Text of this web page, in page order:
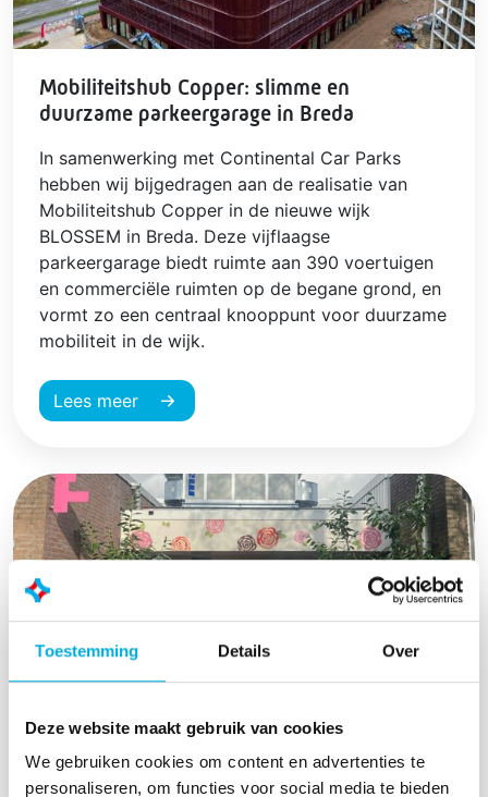
Toestemming Details Over
Deze website maakt gebruik van cookies
We gebruiken cookies om content en advertenties te
personaliseren, om functies voor social media te bieden
Mobiliteitshub Copper: slimme en
duurzame parkeergarage in Breda
In samenwerking met Continental Car Parks
hebben wij bijgedragen aan de realisatie van
Mobiliteitshub Copper in de nieuwe wijk
BLOSSEM in Breda. Deze vijflaagse
parkeergarage biedt ruimte aan 390 voertuigen
en commerciële ruimten op de begane grond, en
vormt zo een centraal knooppunt voor duurzame
mobiliteit in de wijk.
Lees meer
Gemeente Zwolle kiest voor energie-
efficiëntie in bestaande bouw